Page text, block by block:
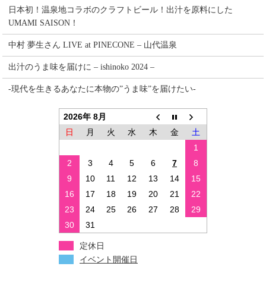
日本初！温泉地コラボのクラフトビール！出汁を原料にした
UMAMI SAISON！
中村 夢生さん LIVE at PINECONE – 山代温泉
出汁のうま味を届けに – ishinoko 2024 –
-現代を生きるあなたに本物の”うま味”を届けたい-
2026年 8月
日
月 火 水 木 金
土
1
2
3 4 5 6 7
8
9
10 11 12 13 14
15
16
17 18 19 20 21
22
23
24 25 26 27 28
29
30
31
定休日
イベント開催日